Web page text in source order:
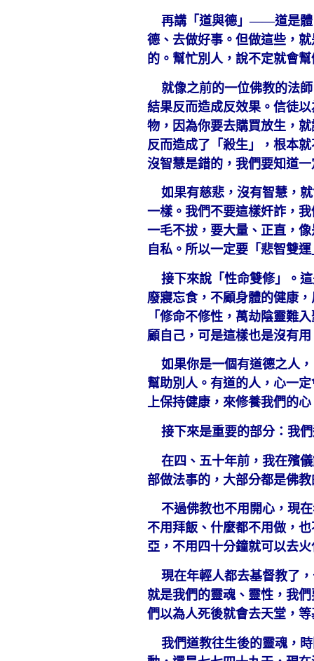
再講「道與德」——道是體
德、去做好事。但做這些，
的。幫忙別人，說不定就會
就像之前的一位佛教的法師
結果反而造成反效果。信徒
物，因為你要去購買放生，
反而造成了「殺生」，根本
沒智慧是錯的，我們要知道
如果有慈悲，沒有智慧，就
一樣。我們不要這樣奸詐，
一毛不拔，要大量、正直，
自私。所以一定要「悲智雙
接下來說「性命雙修」。這
廢寢忘食，不顧身體的健康
「修命不修性，萬劫陰靈難
顧自己，可是這樣也是沒有
如果你是一個有道德之人，
幫助別人。有道的人，心一
上保持健康，來修養我們的
接下來是重要的部分：我
在四、五十年前，我在殯儀
部做法事的，大部分都是佛
不過佛教也不用開心，現在
不用拜飯、什麼都不用做，
亞，不用四十分鐘就可以去
現在年輕人都去基督教了，
就是我們的靈魂、靈性，我
們以為人死後就會去天堂，
我們道教往生後的靈魂，時